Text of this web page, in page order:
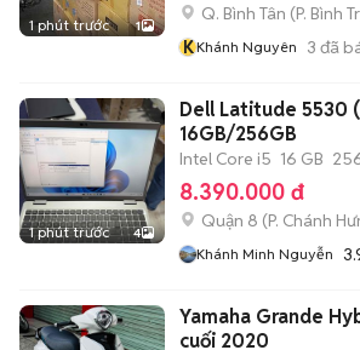
1 phút trước 1
Q. Bình Tân (P. Bình
KKhánh Nguyên 3 đã
1 phút trước 4
Dell Latitude 5530 (
16GB/256GB
Intel Core i5 16 GB
8.390.000 đ
Quận 8 (P. Chánh
Khánh Minh Nguyễn
Yamaha Grande
cuối 2020